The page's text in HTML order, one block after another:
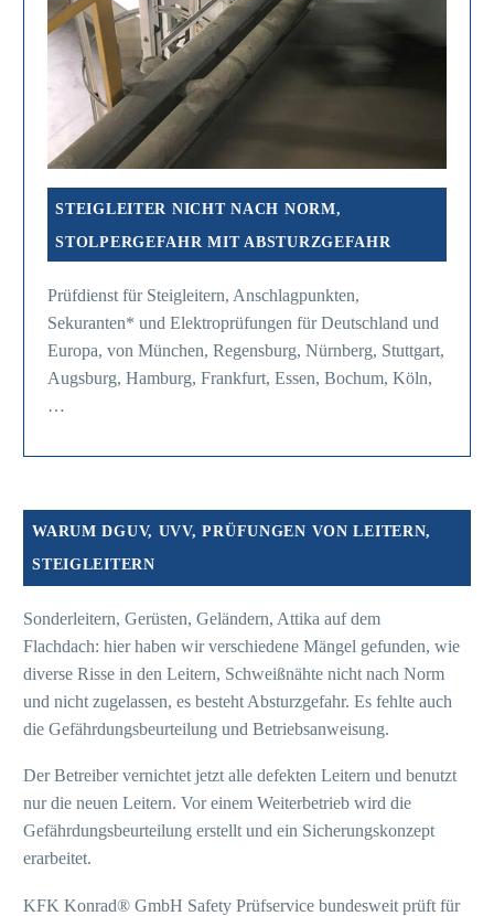
STEIGLEITER NICHT NACH NORM,
STOLPERGEFAHR MIT ABSTURZGEFAHR
Prüfdienst für Steigleitern, Anschlagpunkten,
Sekuranten* und Elektroprüfungen für Deutschland und
Europa, von München, Regensburg, Nürnberg, Stuttgart,
Augsburg, Hamburg, Frankfurt, Essen, Bochum, Köln,
…
WARUM DGUV, UVV, PRÜFUNGEN VON LEITERN,
STEIGLEITERN
Sonderleitern, Gerüsten, Geländern, Attika auf dem
Flachdach: hier haben wir verschiedene Mängel gefunden, wie
diverse Risse in den Leitern, Schweißnähte nicht nach Norm
und nicht zugelassen, es besteht Absturzgefahr. Es fehlte auch
die Gefährdungsbeurteilung und Betriebsanweisung.
Der Betreiber vernichtet jetzt alle defekten Leitern und benutzt
nur die neuen Leitern. Vor einem Weiterbetrieb wird die
Gefährdungsbeurteilung erstellt und ein Sicherungskonzept
erarbeitet.
KFK Konrad® GmbH Safety Prüfservice bundesweit prüft für